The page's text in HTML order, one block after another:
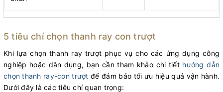
5 tiêu chí chọn thanh ray con trượt
Khi lựa chọn thanh ray trượt phục vụ cho các ứng dụng công
nghiệp hoặc dân dụng, bạn cần tham khảo chi tiết hướng dẫn
chọn thanh ray-con trượt để đảm bảo tối ưu hiệu quả vận hành.
Dưới đây là các tiêu chí quan trọng: